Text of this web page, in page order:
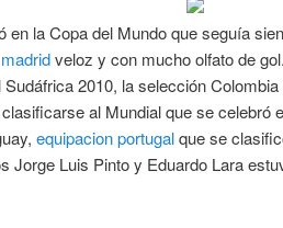
en la Copa del Mundo que seguía
veloz y con mucho olfato de
Sudáfrica 2010, la selección
al Mundial que se celebró
equipacion portugalque se
Jorge Luis Pinto y Eduardo Lara